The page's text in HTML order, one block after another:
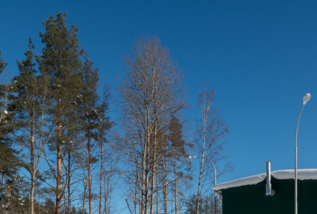
ОСНОВНЫЕ СТАДИИ ОЧИСТКИ
ХОЗЯЙСТВЕННО-БЫТОВЫХ СТОЧНЫХ
ВОД МОЖНО УСЛОВНО РАЗДЕЛИТЬ НА 3
ЭТАПА:
ПЕРВИЧНАЯ МЕХАНИЧЕСКАЯ
ОБРАБОТКА - ОСВОБОЖДЕНИЕ
СТОЧНЫХ ВОД ОТ ГРУБЫХ И
ТЯЖЕЛЫХ ПРИМЕСЕЙ, ВЗВЕШЕННЫХ
ВЕЩЕСТВ (РЕШЕТКИ, СИТА,
ПЕСКОЛОВКИ, ЖИРОЛОВУШКИ,